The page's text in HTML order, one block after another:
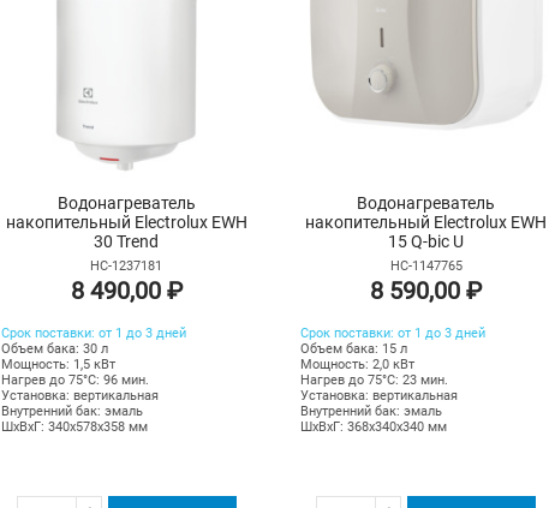
Водонагреватель
накопительный Electrolux EWH
30 Trend
НС-1237181
8 490,00 ₽
Срок поставки: от 1 до 3 дней
Объем бака: 30 л
Мощность: 1,5 кВт
Нагрев до 75°С: 96 мин.
Установка: вертикальная
Внутренний бак: эмаль
ШхВхГ: 340х578х358 мм
Водонагреватель
накопительный Electrolux EWH
15 Q-bic U
НС-1147765
8 590,00 ₽
Срок поставки: от 1 до 3 дней
Объем бака: 15 л
Мощность: 2,0 кВт
Нагрев до 75°С: 23 мин.
Установка: вертикальная
Внутренний бак: эмаль
ШхВхГ: 368х340х340 мм